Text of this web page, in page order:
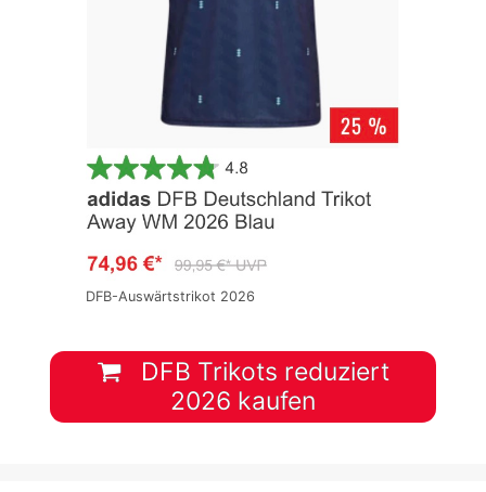
DFB-Auswärtstrikot 2026
DFB Trikots reduziert
2026 kaufen